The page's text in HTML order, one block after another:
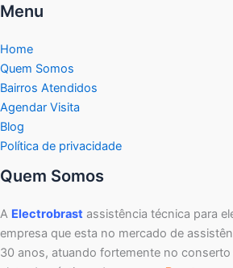
Menu
Home
Quem Somos
Bairros Atendidos
Agendar Visita
Blog
Política de privacidade
Quem Somos
A Electrobrast assistência técnica para
empresa que esta no mercado de
30 anos, atuando fortemente no